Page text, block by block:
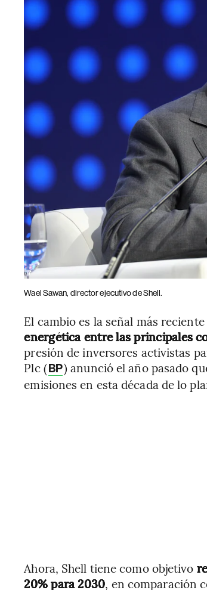
Wael Sawan, director ejecutivo de Shell.
El cambio es la señal más
energética entre las principales
presión de inversores activistas
Plc (BP) anunció el año pasado
emisiones en esta década de lo
Ahora, Shell tiene como objetivo
20% para 2030, en comparación